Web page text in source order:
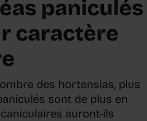
paniculés
caractère
des hortensias, plus
sont de plus en
auront-ils